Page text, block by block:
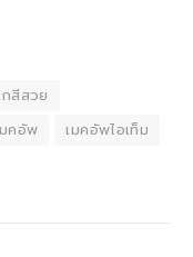
สีสวย
คอัพ
เมคอัพไอเท็ม